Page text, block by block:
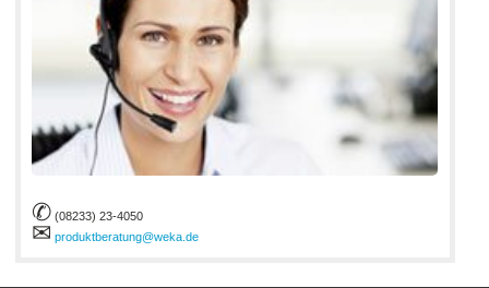
✆ (08233) 23-4050
✉ produktberatung@weka.de